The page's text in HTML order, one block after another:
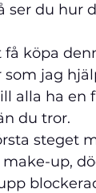
ser du hur
köpa
jag
alla ha en
du tror.
steget
up,